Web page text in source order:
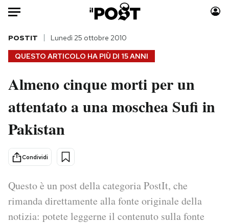
Auto
HOME
Italia
Politica
Tecnologia
Scienza
Economia
Sport
Moda
Consumismi
Altrecose
Mondiali calcio 2026
QUESTO ARTICOLO HA PIÙ DI 15 ANNI
POSTIT Lunedì 25 ottobre 2010
Almeno cinque morti per un
attentato a una moschea Sufi in
Pakistan
Condividi
Questo è un post della categoria PostIt, che
rimanda direttamente alla fonte originale della
notizia: potete leggerne il contenuto sulla fonte